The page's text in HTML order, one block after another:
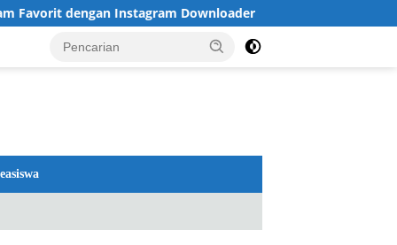
dengan Instagram Downloader